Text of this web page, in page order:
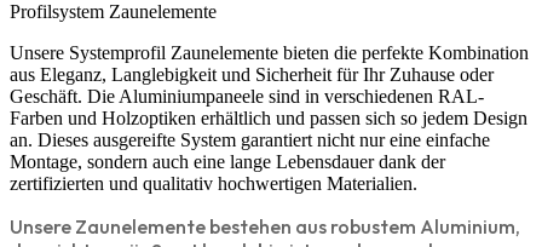
Profilsystem Zaunelemente​
Unsere Systemprofil Zaunelemente bieten die perfekte Kombination
aus Eleganz, Langlebigkeit und Sicherheit für Ihr Zuhause oder
Geschäft. Die Aluminiumpaneele sind in verschiedenen RAL-
Farben und Holzoptiken erhältlich und passen sich so jedem Design
an. Dieses ausgereifte System garantiert nicht nur eine einfache
Montage, sondern auch eine lange Lebensdauer dank der
zertifizierten und qualitativ hochwertigen Materialien.
Unsere Zaunelemente bestehen aus robustem Aluminium,